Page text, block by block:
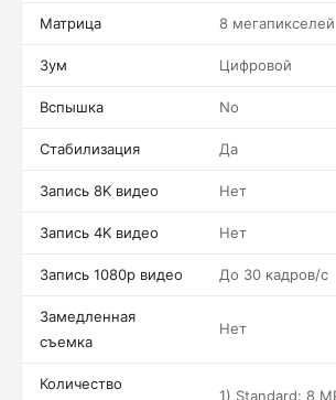
Матрица 8 мегапикселей
Зум Цифровой
Вспышка No
Стабилизация Да
Запись 8K видео Нет
Запись 4K видео Нет
Запись 1080p видео До 30 кадров/c
Замедленная
съемка
Нет
Количество
1) Standard: 8